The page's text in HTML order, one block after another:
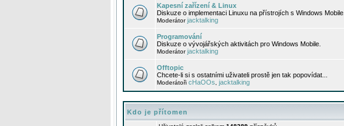
Kapesní zařízení & Linux
Diskuze o implementaci Linuxu na přístrojích s Windows Mobile.
Moderátorjacktalking
Programování
Diskuze o vývojářských aktivitách pro Windows Mobile.
Moderátorjacktalking
Offtopic
Chcete-li si s ostatními uživateli prostě jen tak popovídat...
Moderátoři cHaOOs jacktalking
Kdo je přítomen